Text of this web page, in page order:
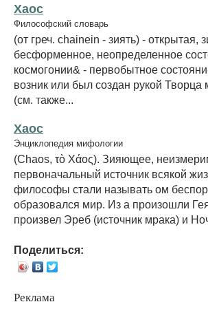
Хаос
Философский словарь
(от греч. chainein - зиять) -
бесформенное, неопределенное
космогонии& - первобытное
возник или был создан рукой
(см. также...
Хаос
Энциклопедия мифологии
(Chaos, τὸ Χάος). Зияющее,
первоначальный источник всякой
философы стали называть ом
образовался мир. Из а произошли
произвел Эреб (источник мрака) и
Поделиться:
Реклама